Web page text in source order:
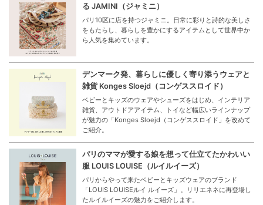
る JAMINI（ジャミニ）
パリ10区に店を持つジャミニ。日常に彩りと詩的な美しさ
をもたらし、暮らしを豊かにするアイテムとして世界中か
ら人気を集めています。
デンマーク発、暮らしに優しく寄り添うウェアと
雑貨 Konges Sloejd（コンゲススロイド）
ベビーとキッズのウェアやシューズをはじめ、インテリア
雑貨、アウトドアアイテム、トイなど幅広いラインナップ
が魅力の「Konges Sloejd（コンゲススロイド」を改めて
ご紹介。
パリのママが愛する娘を想って仕立てたかわいい
服 LOUIS LOUISE（ルイルイーズ）
パリからやって来たベビーとキッズウェアのブランド
「LOUIS LOUISEルイ ルイーズ」。リリエネネに再登場し
たルイルイーズの魅力をご紹介します。